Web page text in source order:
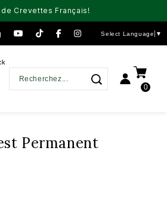
Crevettes Français!
Select Language ▼
0
Permanent